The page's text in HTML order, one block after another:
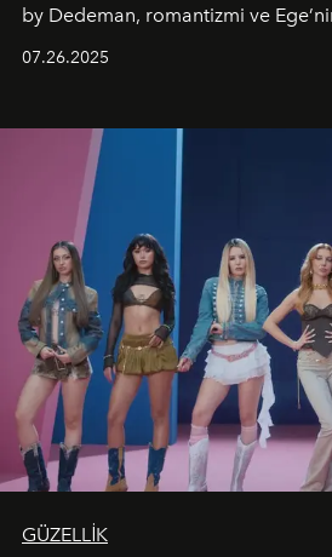
by Dedeman, romantizmi ve
07.26.2025
GÜZELLİK